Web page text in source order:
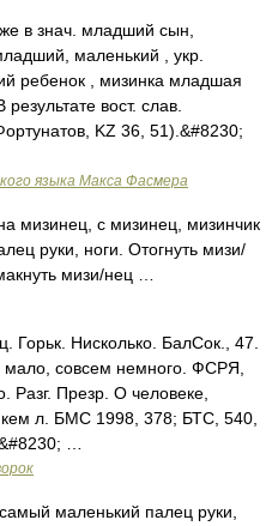
в знач. младший сын,
маленький , укр.
ребенок , мизинка младшая
вост. слав.
KZ 36, 51).&#8230;
языка Макса Фасмера
мизинец, с мизинец, мизинчик
руки, ноги. Отогнуть мизи/
мизи/нец …
Горьк. Нисколько. БалСок., 47.
совсем немного. ФСРЯ,
Разг. Презр. О человеке,
л. БМС 1998, 378; БТС, 540,
…
маленький палец руки,